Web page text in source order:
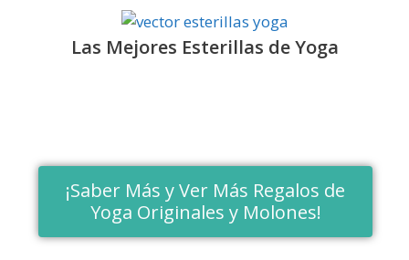
Las Mejores Esterillas de Yoga
¡Saber Más y Ver Más Regalos de
Yoga Originales y Molones!